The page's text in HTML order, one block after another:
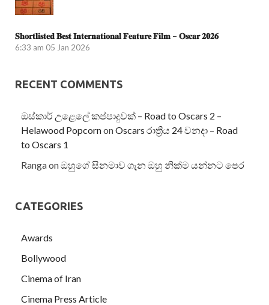
𝐒𝐡𝐨𝐫𝐭𝐥𝐢𝐬𝐭𝐞𝐝 𝐁𝐞𝐬𝐭 𝐈𝐧𝐭𝐞𝐫𝐧𝐚𝐭𝐢𝐨𝐧𝐚𝐥 𝐅𝐞𝐚𝐭𝐮𝐫𝐞 𝐅𝐢𝐥𝐦 – 𝐎𝐬𝐜𝐚𝐫 𝟐𝟎𝟐𝟔
6:33 am 05 Jan 2026
RECENT COMMENTS
ඔස්කාර් උළෙලේ කප්පාදුවක් – Road to Oscars 2 –
Helawood PopcornonOscars රාත්‍රිය 24 වනදා – Road
to Oscars 1
Rangaonඔහුගේ සිනමාව ගැන ඔහු නික්ම යන්නට පෙර
CATEGORIES
Awards
Bollywood
Cinema of Iran
Cinema Press Article